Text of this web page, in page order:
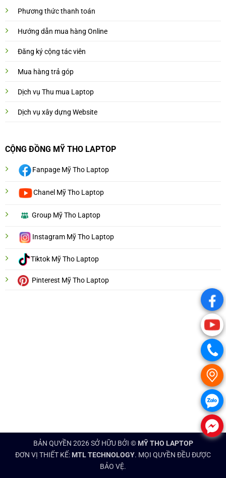
Phương thức thanh toán
Hướng dẫn mua hàng Online
Đăng ký cộng tác viên
Mua hàng trả góp
Dịch vụ Thu mua Laptop
Dịch vụ xây dựng Website
CỘNG ĐỒNG MỸ THO LAPTOP
Fanpage Mỹ Tho Laptop
Chanel Mỹ Tho Laptop
Group Mỹ Tho Laptop
Instagram Mỹ Tho Laptop
Tiktok Mỹ Tho Laptop
Pinterest Mỹ Tho Laptop
BẢN QUYỀN 2026 SỞ HỮU BỞI © MỸ THO LAPTOP
ĐƠN VỊ THIẾT KẾ: MTL TECHNOLOGY. MỌI QUYỀN ĐỀU ĐƯỢC
BẢO VỆ.
.
.
.
.
.
.